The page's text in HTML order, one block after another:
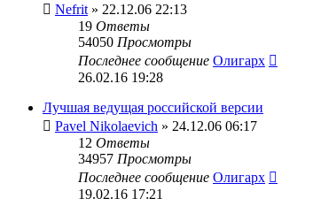
Nefrit » 22.12.06 22:13
19 Ответы
54050 Просмотры
Последнее сообщение Олигарх
26.02.16 19:28
Лучшая ведущая российской версии
Pavel Nikolaevich » 24.12.06 06:17
12 Ответы
34957 Просмотры
Последнее сообщение Олигарх
19.02.16 17:21